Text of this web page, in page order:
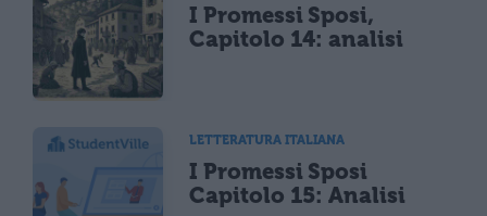
I Promessi Sposi,
Capitolo 14: analisi
LETTERATURA ITALIANA
I Promessi Sposi
Capitolo 15: Analisi